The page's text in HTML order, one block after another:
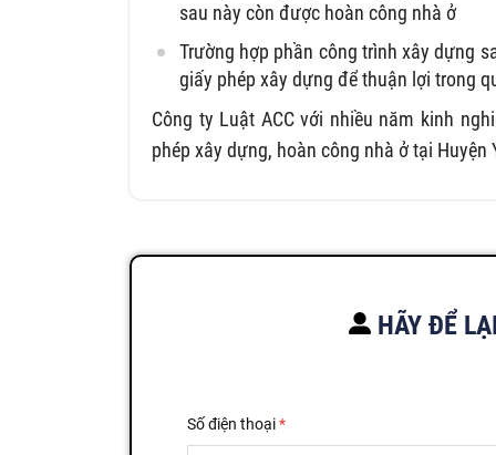
sau này còn được hoàn công nhà ở
Trường hợp phần công trình xây dựng
giấy phép xây dựng để thuận lợi trong
Công ty Luật ACC với nhiều năm kinh
phép xây dựng, hoàn công nhà ở tại
HÃY ĐỂ